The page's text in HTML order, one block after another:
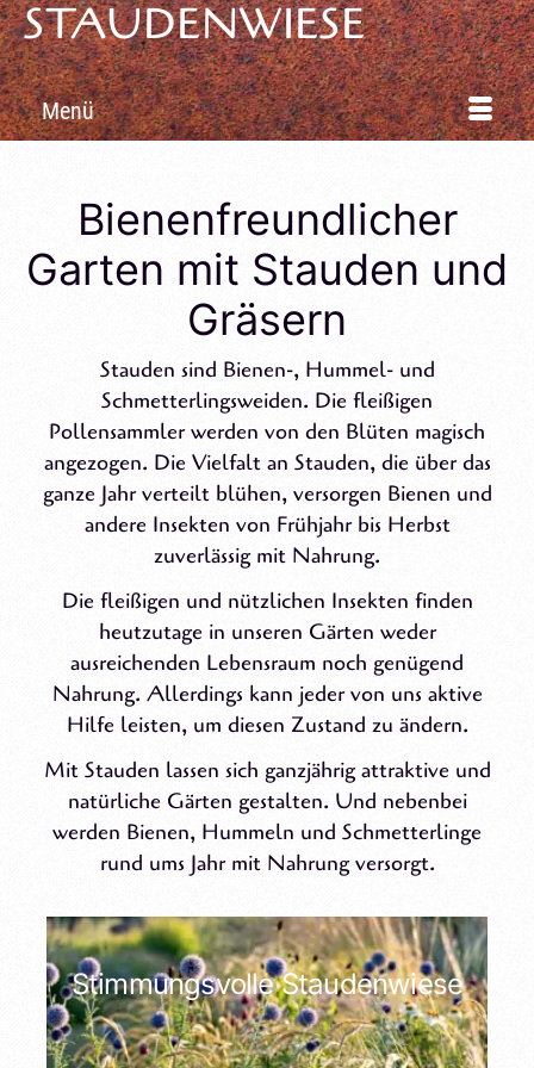
slide
1
slide
2
slide
3
STAUDENWIESE
Menü
Bienenfreundlicher
Garten mit Stauden und
Gräsern
Stauden sind Bienen-, Hummel- und
Schmetterlingsweiden. Die fleißigen
Pollensammler werden von den Blüten magisch
angezogen. Die Vielfalt an Stauden, die über das
ganze Jahr verteilt blühen, versorgen Bienen und
andere Insekten von Frühjahr bis Herbst
zuverlässig mit Nahrung.
Die fleißigen und nützlichen Insekten finden
heutzutage in unseren Gärten weder
ausreichenden Lebensraum noch genügend
Nahrung. Allerdings kann jeder von uns aktive
Hilfe leisten, um diesen Zustand zu ändern.
Mit Stauden lassen sich ganzjährig attraktive und
natürliche Gärten gestalten. Und nebenbei
werden Bienen, Hummeln und Schmetterlinge
rund ums Jahr mit Nahrung versorgt.
Stimmungsvolle Staudenwiese